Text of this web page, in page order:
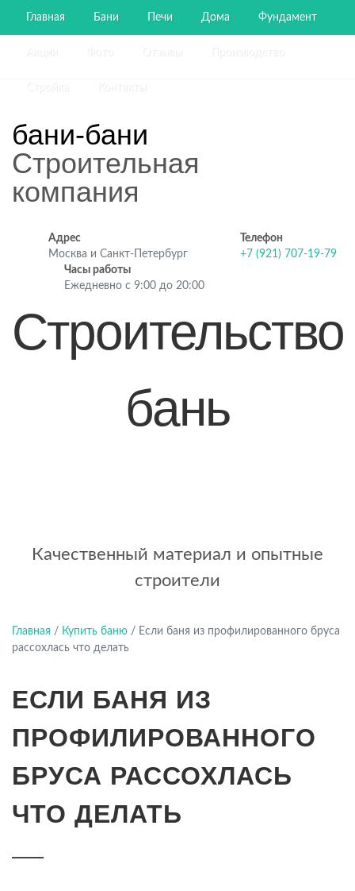
Главная Бани Печи Дома Фундамент
бани-бани
Строительная
компания
Адрес
Москва и Санкт-Петербург
Телефон
+7 (921) 707-19-79
Часы работы
Ежедневно с 9:00 до 20:00
Строительство
бань
Качественный материал и опытные
строители
Главная / Купить баню / Если баня из профилированного бруса
рассохлась что делать
ЕСЛИ БАНЯ ИЗ
ПРОФИЛИРОВАННОГО
БРУСА РАССОХЛАСЬ
ЧТО ДЕЛАТЬ